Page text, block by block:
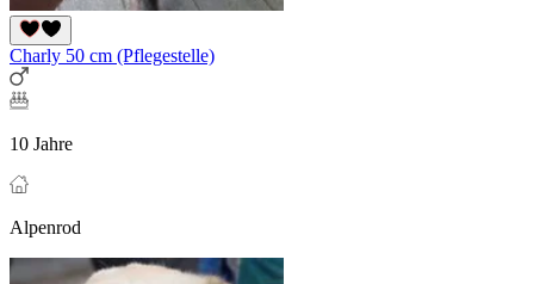
Charly 50 cm (Pflegestelle)
10 Jahre
Alpenrod